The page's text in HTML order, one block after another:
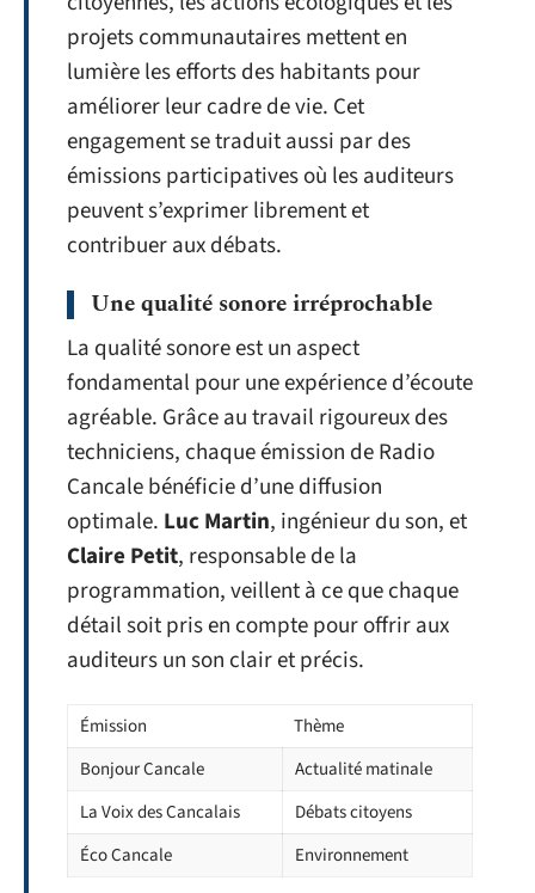
projets communautaires mettent en
lumière les efforts des habitants pour
améliorer leur cadre de vie. Cet
engagement se traduit aussi par des
émissions participatives où les auditeurs
peuvent s’exprimer librement et
contribuer aux débats.
Une qualité sonore irréprochable
La qualité sonore est un aspect
fondamental pour une expérience d’écoute
agréable. Grâce au travail rigoureux des
techniciens, chaque émission de Radio
Cancale bénéficie d’une diffusion
optimale. Luc Martin, ingénieur du son, et
Claire Petit, responsable de la
programmation, veillent à ce que chaque
détail soit pris en compte pour offrir aux
auditeurs un son clair et précis.
Émission
Thème
Bonjour Cancale
Actualité matinale
La Voix des Cancalais
Débats citoyens
Éco Cancale
Environnement